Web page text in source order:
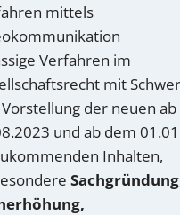
mittels
Verfahren im
mit
der neuen
und ab dem
Inhalten,